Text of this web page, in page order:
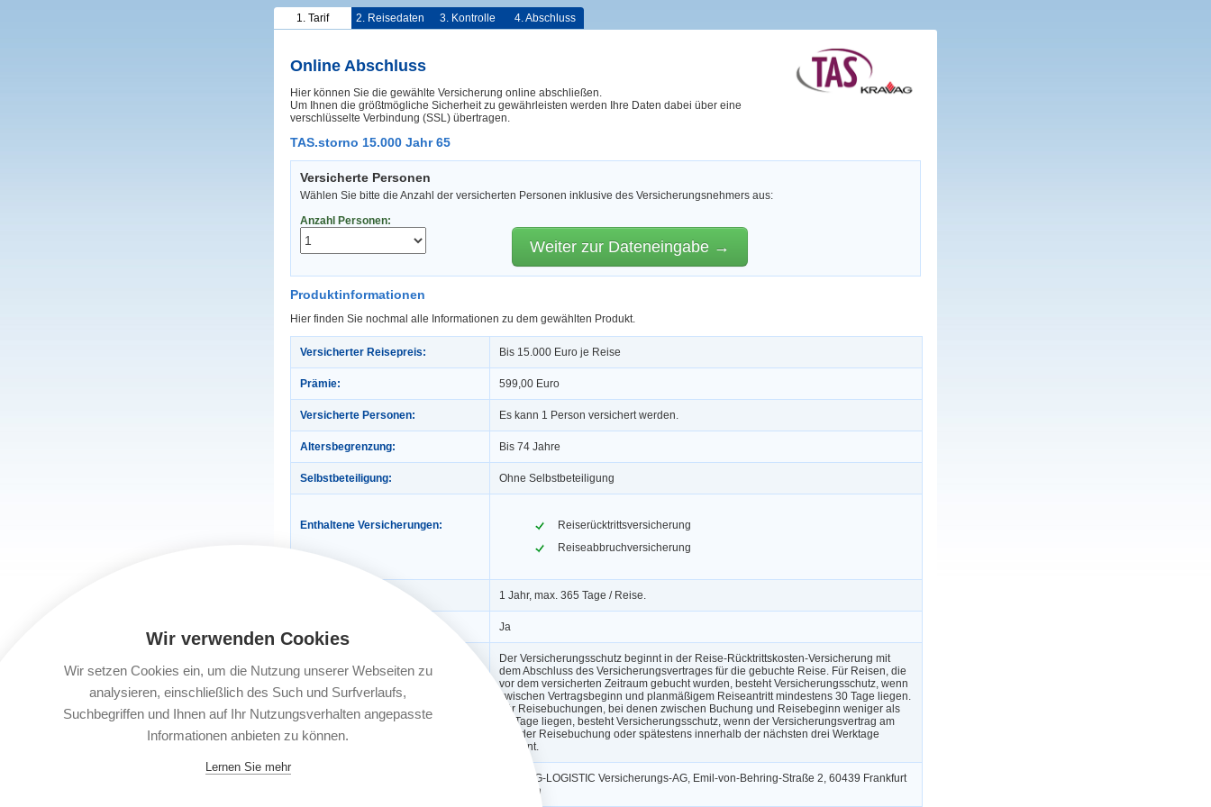
1. Tarif 2. Reisedaten 3. Kontrolle 4. Abschluss
Online Abschluss
Hier können Sie die gewählte Versicherung online abschließen.
Um Ihnen die größtmögliche Sicherheit zu gewährleisten werden Ihre Daten dabei über eine
verschlüsselte Verbindung (SSL) übertragen.
TAS.storno 15.000 Jahr 65
Versicherte Personen
Wählen Sie bitte die Anzahl der versicherten Personen inklusive des Versicherungsnehmers aus:
Anzahl Personen:
Weiter zur Dateneingabe →
Produktinformationen
Hier finden Sie nochmal alle Informationen zu dem gewählten Produkt.
Versicherter Reisepreis: Bis 15.000 Euro je Reise
Prämie: 599,00 Euro
Versicherte Personen: Es kann 1 Person versichert werden.
Altersbegrenzung: Bis 74 Jahre
Selbstbeteiligung: Ohne Selbstbeteiligung
Enthaltene Versicherungen:
Reiserücktrittsversicherung
Reiseabbruchversicherung
1 Jahr, max. 365 Tage / Reise.
Ja
Der Versicherungsschutz beginnt in der Reise-Rücktrittskosten-Versicherung mit
dem Abschluss des Versicherungsvertrages für die gebuchte Reise. Für Reisen, die
vor dem versicherten Zeitraum gebucht wurden, besteht Versicherungsschutz, wenn
zwischen Vertragsbeginn und planmäßigem Reiseantritt mindestens 30 Tage liegen.
Für Reisebuchungen, bei denen zwischen Buchung und Reisebeginn weniger als
30 Tage liegen, besteht Versicherungsschutz, wenn der Versicherungsvertrag am
Tag der Reisebuchung oder spätestens innerhalb der nächsten drei Werktage
beginnt.
KRAVAG-LOGISTIC Versicherungs-AG, Emil-von-Behring-Straße 2, 60439 Frankfurt
am Main
Wir verwenden Cookies
Wir setzen Cookies ein, um die Nutzung unserer Webseiten zu
analysieren, einschließlich des Such und Surfverlaufs,
Suchbegriffen und Ihnen auf Ihr Nutzungsverhalten angepasste
Informationen anbieten zu können.
Lernen Sie mehr